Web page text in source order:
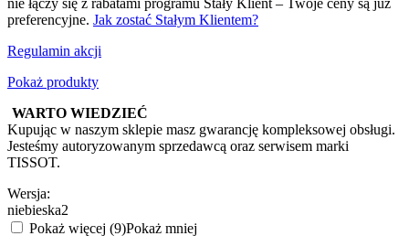
preferencyjne. Jak zostać Stałym Klientem?
Regulamin akcji
Pokaż produkty
WARTO WIEDZIEĆ
Kupując w naszym sklepie masz gwarancję kompleksowej obsługi.
Jesteśmy autoryzowanym sprzedawcą oraz serwisem marki
TISSOT.
Wersja:
niebieska2
Pokaż więcej (9)Pokaż mniej